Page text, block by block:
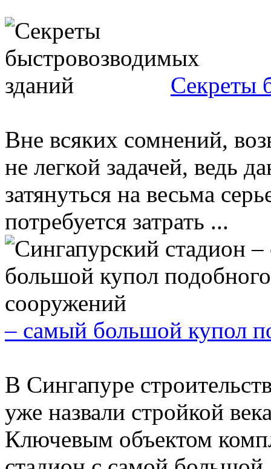
Секреты
Вне всяких сомнений,
не легкой задачей, ведь
затянуться на весьма
потребуется затрать ...
– самый большой купол
В Сингапуре
уже назвали стройкой
Ключевым объектом